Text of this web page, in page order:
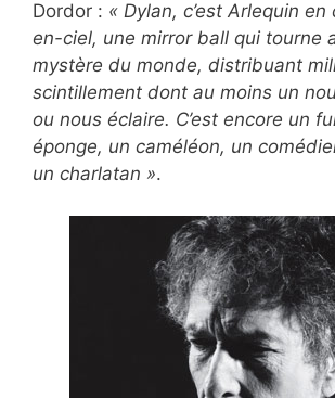
Dordor : « Dylan, c’est Arlequin
en-ciel, une mirror ball qui tourne
mystère du monde, distribuant
scintillement dont au moins un
ou nous éclaire. C’est encore un
éponge, un caméléon, un
un charlatan ».